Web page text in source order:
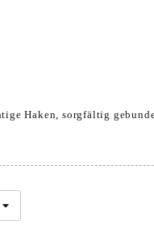
Haken, sorgfältig